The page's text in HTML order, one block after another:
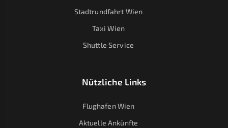
Stadtrundfahrt Wien
Taxi Wien
Shuttle Service
Nützliche Links
Flughafen Wien
Aktuelle Ankünfte